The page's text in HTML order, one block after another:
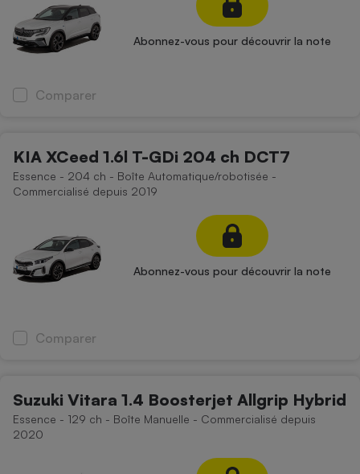
Abonnez-vous pour découvrir la note
Comparer
KIA XCeed 1.6l T-GDi 204 ch DCT7
Essence - 204 ch - Boîte Automatique/robotisée -
Commercialisé depuis 2019
Abonnez-vous pour découvrir la note
Comparer
Suzuki Vitara 1.4 Boosterjet Allgrip Hybrid
Essence - 129 ch - Boîte Manuelle - Commercialisé depuis
2020